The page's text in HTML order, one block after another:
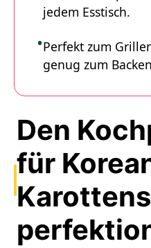
jedem Esstisch.
Perfekt zum
genug zum
Den
für